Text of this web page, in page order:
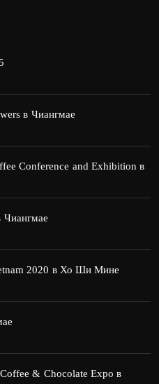
в Чиангмае
Conference and Exhibition в
Чиангмае
2020 в Хо Ши Мине
& Chocolate Expo в